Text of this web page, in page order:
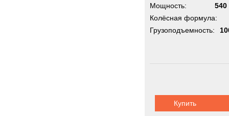
Мощность:
540
Колёсная формула:
Грузоподъемность:
Купить